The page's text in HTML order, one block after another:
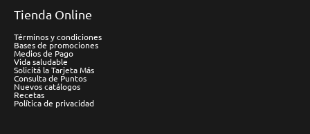
Tienda Online
Términos y condiciones
Bases de promociones
Medios de Pago
Vida saludable
Solicitá la Tarjeta Más
Consulta de Puntos
Nuevos catálogos
Recetas
Política de privacidad